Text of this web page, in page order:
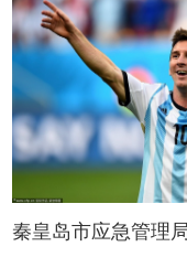
头，不顾家人劝...
秦皇岛市应急管理